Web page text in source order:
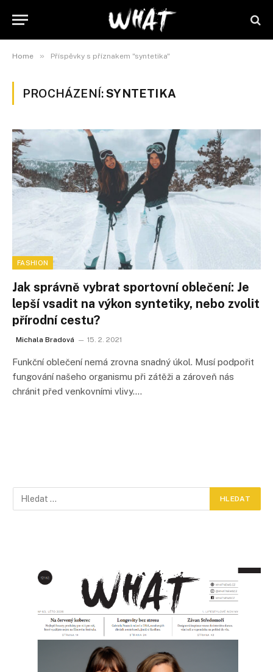
Home » Příspěvky s příznakem "syntetika"
PROCHÁZENÍ:SYNTETIKA
FASHION
Jak správně vybrat sportovní oblečení: Je
lepší vsadit na výkon syntetiky, nebo zvolit
přírodní cestu?
Michala Bradová 15. 2. 2021
Funkční oblečení nemá zrovna snadný úkol. Musí podpořit
fungování našeho organismu při zátěži a zároveň nás
chránit před venkovními vlivy.…